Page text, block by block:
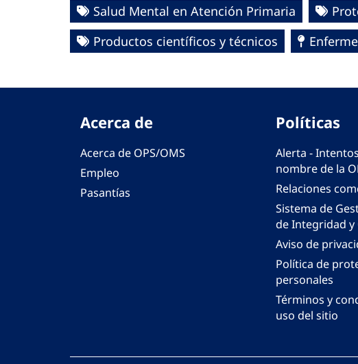
Salud Mental en Atención Primaria
Productos científicos y técnicos
Acerca de
Acerca de OPS/OMS
Empleo
Pasantías
Políticas
Alerta -
nombre de la
Relaciones
Sistema de
de Integridad y
Aviso de
Política de
personales
Términos y
uso del sitio